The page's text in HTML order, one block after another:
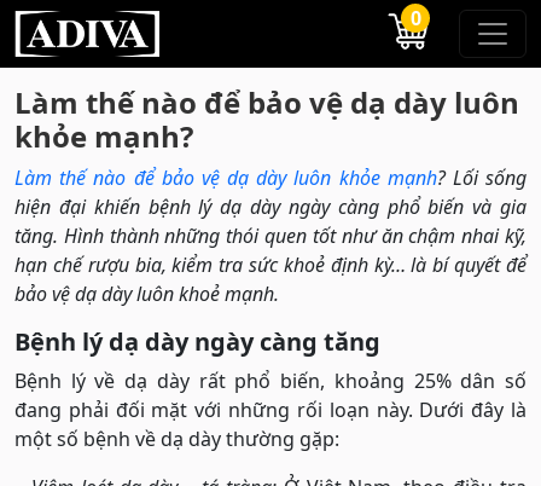
0
Làm thế nào để bảo vệ dạ dày luôn
khỏe mạnh?
Làm thế nào để bảo vệ dạ dày luôn khỏe mạnh? Lối sống
hiện đại khiến bệnh lý dạ dày ngày càng phổ biến và gia
tăng. Hình thành những thói quen tốt như ăn chậm nhai kỹ,
hạn chế rượu bia, kiểm tra sức khoẻ định kỳ… là bí quyết để
bảo vệ dạ dày luôn khoẻ mạnh.
Bệnh lý dạ dày ngày càng tăng
Bệnh lý về dạ dày rất phổ biến, khoảng 25% dân số
đang phải đối mặt với những rối loạn này. Dưới đây là
một số bệnh về dạ dày thường gặp: